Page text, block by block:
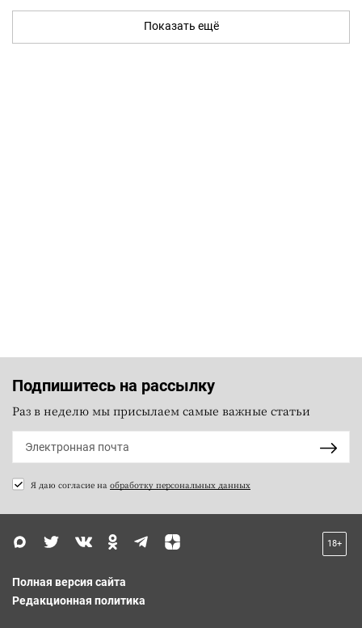
Показать ещё
Подпишитесь на рассылку
Раз в неделю мы присылаем самые важные статьи
Я даю согласие на обработку персональных данных
18+
Полная версия сайта
Редакционная политика